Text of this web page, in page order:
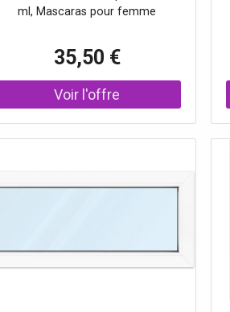
mesure effet ajout de cils
teinte 698 11.5 ml
ml, Mascaras pour femme
35,50 €